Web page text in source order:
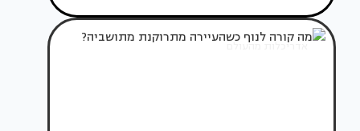
אדריכלות מהעולם